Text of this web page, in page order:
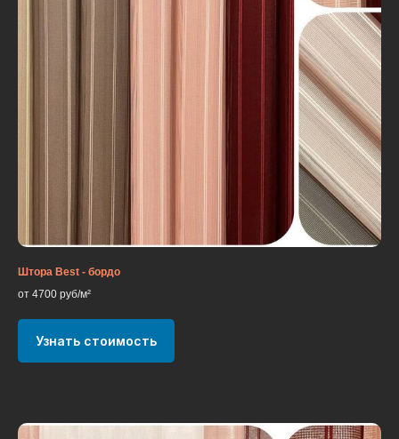
Штора Best - бордо
от 4700 руб/м²
Узнать стоимость